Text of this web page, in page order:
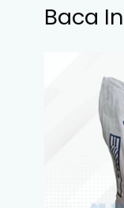
Baca